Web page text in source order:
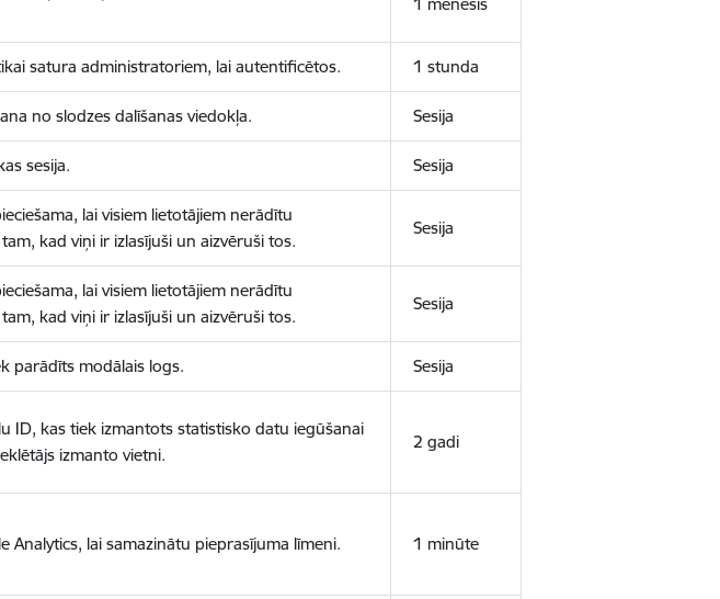
satura administratoriem, lai autentificētos. 1 stunda
no slodzes dalīšanas viedokļa. Sesija
sesija. Sesija
lai visiem lietotājiem nerādītu
kad viņi ir izlasījuši un aizvēruši tos.
Sesija
lai visiem lietotājiem nerādītu
kad viņi ir izlasījuši un aizvēruši tos.
Sesija
parādīts modālais logs. Sesija
ID, kas tiek izmantots statistisko datu iegūšanai
izmanto vietni.
2 gadi
Analytics, lai samazinātu pieprasījuma līmeni. 1 minūte